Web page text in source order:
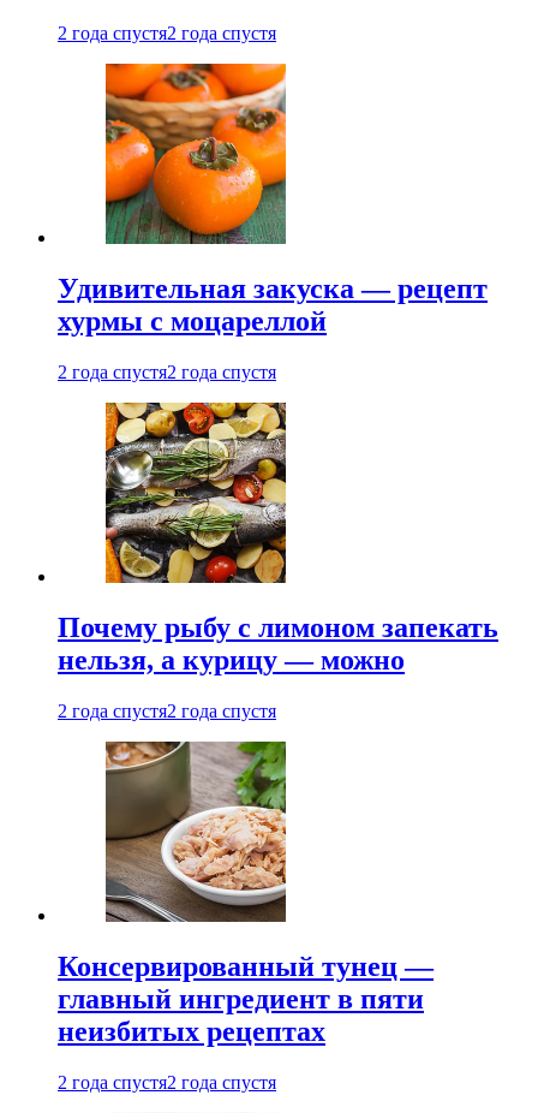
2 года спустя2 года спустя
Удивительная закуска — рецепт
хурмы с моцареллой
2 года спустя2 года спустя
Почему рыбу с лимоном запекать
нельзя, а курицу — можно
2 года спустя2 года спустя
Консервированный тунец —
главный ингредиент в пяти
неизбитых рецептах
2 года спустя2 года спустя